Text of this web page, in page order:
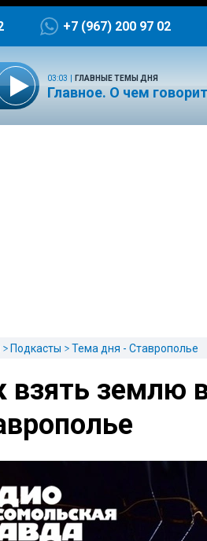
+7 (967) 200 97 02
03:03 ГЛАВНЫЕ ТЕМЫ ДНЯ
Главное. О чем
Подкасты Тема дня - Ставрополье
взять землю